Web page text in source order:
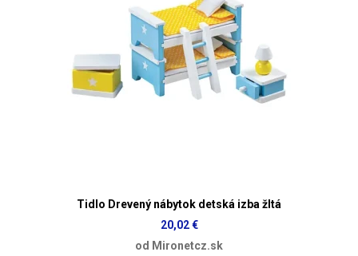
Tidlo Drevený nábytok detská izba žltá
20,02 €
od Mironetcz.sk